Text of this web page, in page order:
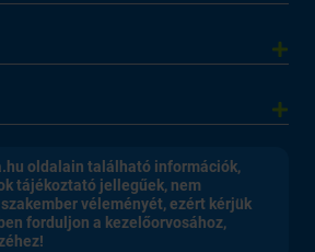
oldalain található információk,
tájékoztató jellegűek, nem
véleményét, ezért kérjük
forduljon a kezelőorvosához,